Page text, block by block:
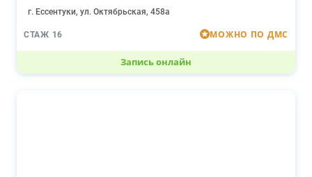
г. Ессентуки, ул. Октябрьская, 458а
СТАЖ 16 МОЖНО ПО ДМС
Запись онлайн